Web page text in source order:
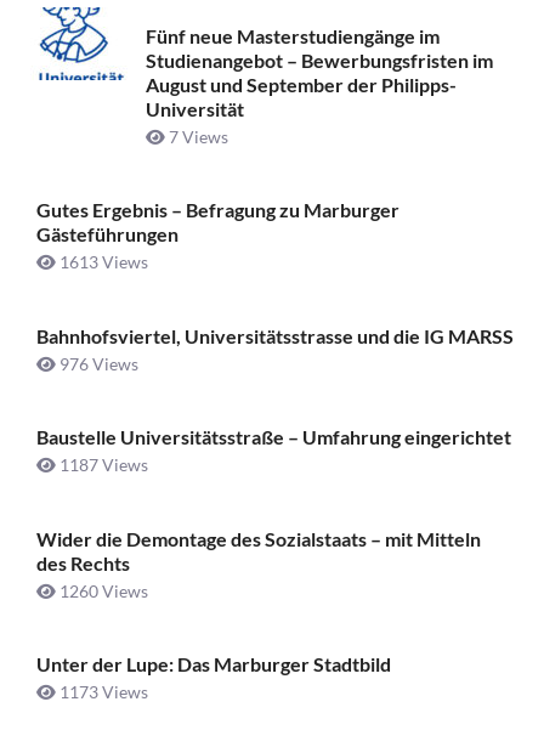
Fünf neue Masterstudiengänge im
Studienangebot – Bewerbungsfristen im
August und September der Philipps-
Universität
7 Views
Gutes Ergebnis – Befragung zu Marburger
Gästeführungen
1613 Views
Bahnhofsviertel, Universitätsstrasse und die IG MARSS
976 Views
Baustelle Universitätsstraße ­– Umfahrung eingerichtet
1187 Views
Wider die Demontage des Sozialstaats – mit Mitteln
des Rechts
1260 Views
Unter der Lupe: Das Marburger Stadtbild
1173 Views